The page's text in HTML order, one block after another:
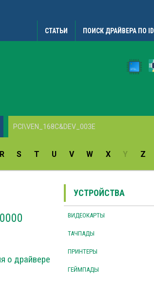
СТАТЬИ ПОИСК ДРАЙВЕРА ПО ID
R S T U V W X Y Z
о драйвере
УСТРОЙСТВА
ВИДЕОКАРТЫ
ТАЧПАДЫ
ПРИНТЕРЫ
ГЕЙМПАДЫ